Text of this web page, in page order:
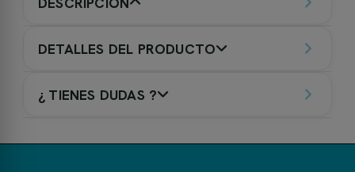
DETALLES DEL PRODUCTO
¿ TIENES DUDAS ?